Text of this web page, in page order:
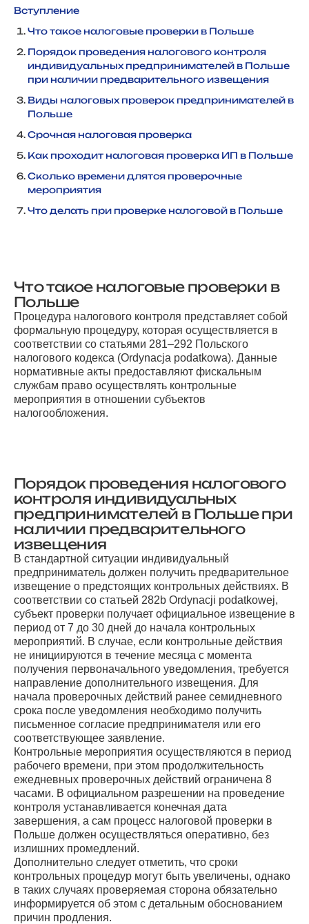
Вступление
Что такое налоговые проверки в Польше
Порядок проведения налогового контроля
индивидуальных предпринимателей в Польше
при наличии предварительного извещения
Виды налоговых проверок предпринимателей в
Польше
Срочная налоговая проверка
Как проходит налоговая проверка ИП в Польше
Сколько времени длятся проверочные
мероприятия
Что делать при проверке налоговой в Польше
Что такое налоговые проверки в
Польше
Процедура налогового контроля представляет собой
формальную процедуру, которая осуществляется в
соответствии со статьями 281–292 Польского
налогового кодекса (Ordynacja podatkowa). Данные
нормативные акты предоставляют фискальным
службам право осуществлять контрольные
мероприятия в отношении субъектов
налогообложения.
Порядок проведения налогового
контроля индивидуальных
предпринимателей в Польше при
наличии предварительного
извещения
В стандартной ситуации индивидуальный
предприниматель должен получить предварительное
извещение о предстоящих контрольных действиях. В
соответствии со статьей 282b Ordynacji podatkowej,
субъект проверки получает официальное извещение в
период от 7 до 30 дней до начала контрольных
мероприятий. В случае, если контрольные действия
не инициируются в течение месяца с момента
получения первоначального уведомления, требуется
направление дополнительного извещения. Для
начала проверочных действий ранее семидневного
срока после уведомления необходимо получить
письменное согласие предпринимателя или его
соответствующее заявление.
Контрольные мероприятия осуществляются в период
рабочего времени, при этом продолжительность
ежедневных проверочных действий ограничена 8
часами. В официальном разрешении на проведение
контроля устанавливается конечная дата
завершения, а сам процесс налоговой проверки в
Польше должен осуществляться оперативно, без
излишних промедлений.
Дополнительно следует отметить, что сроки
контрольных процедур могут быть увеличены, однако
в таких случаях проверяемая сторона обязательно
информируется об этом с детальным обоснованием
причин продления.